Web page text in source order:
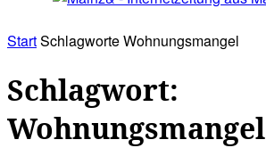
StartSchlagworteWohnungsmangel
Schlagwort:
Wohnungsmangel